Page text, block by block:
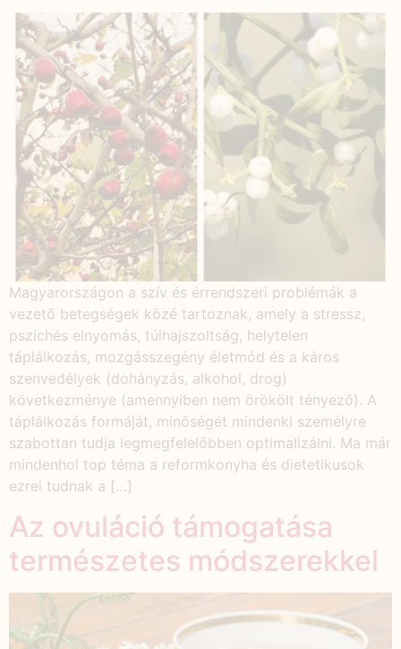
Magyarországon a szív és érrendszeri problémák a
vezető betegségek közé tartoznak, amely a stressz,
pszichés elnyomás, túlhajszoltság, helytelen
táplálkozás, mozgásszegény életmód és a káros
szenvedélyek (dohányzás, alkohol, drog)
következménye (amennyiben nem örökölt tényező). A
táplálkozás formáját, minőségét mindenki személyre
szabottan tudja legmegfelelőbben optimalizálni. Ma már
mindenhol top téma a reformkonyha és dietetikusok
ezrei tudnak a […]
Az ovuláció támogatása
természetes módszerekkel